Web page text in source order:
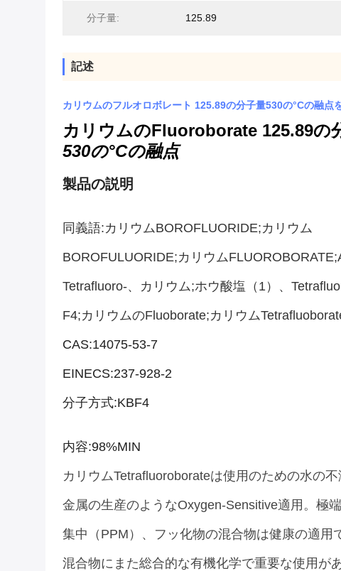
分子量: 125.89
記述
カリウムのフルオロボレート 125.89の分子量530の°Cの融点
カリウムのFluoroborate 125.89の
530の°Cの融点
製品の説明
同義語:カリウムBOROFLUORIDE;カリウム
BOROFULUORIDE;カリウム
Tetrafluoro-、カリウム;ホウ酸塩（1）、
F4;カリウムのfluoborate;カリウム
CAS:14075-53-7
EINECS:237-928-2
分子方式:KBF4
内容:98%MIN
カリウムTetrafluoroborateは使用のための水の
金属の生産のようなoxygen-Sensitive適用。極
集中（PPM）、フッ化物の混合物は健康の適用
混合物にまた総合的な有機化学で重要な使用が